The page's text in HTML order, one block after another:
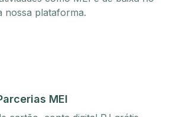
nossa plataforma.
MEI